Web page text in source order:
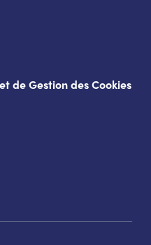
de Gestion des Cookies